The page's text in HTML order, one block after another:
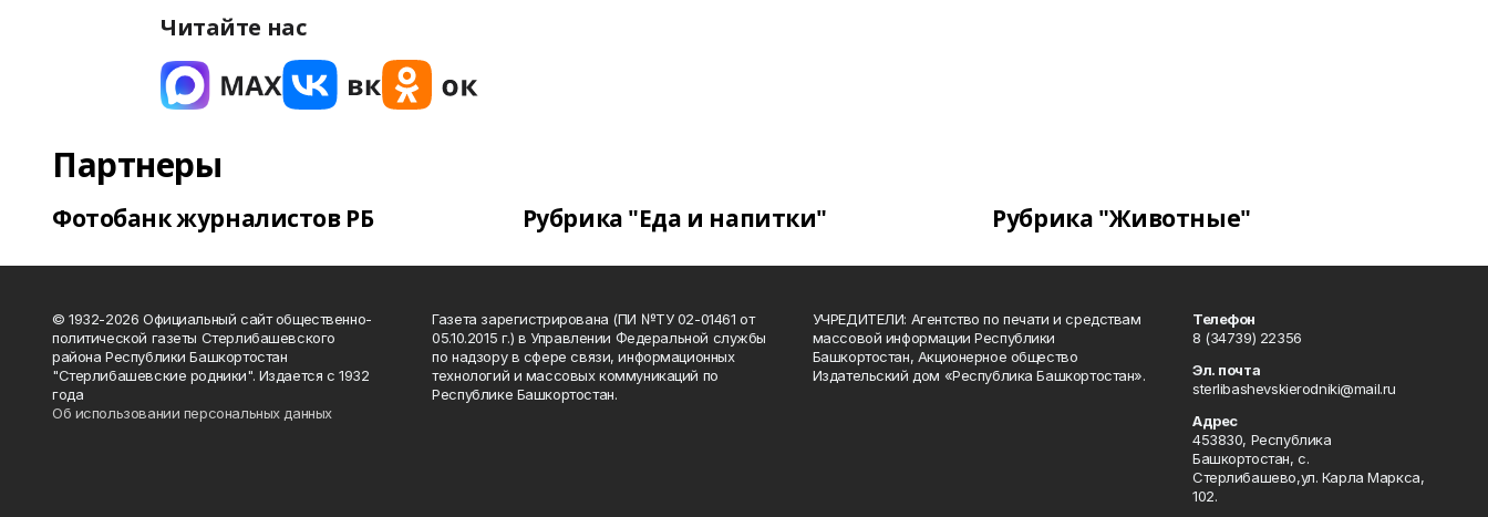
Читайте нас
Партнеры
Фотобанк журналистов РБ Рубрика "Еда и напитки" Рубрика "Животные"
© 1932-2026 Официальный сайт общественно-
политической газеты Стерлибашевского
района Республики Башкортостан
"Стерлибашевские родники". Издается с 1932
года
Об использовании персональных данных
Газета зарегистрирована (ПИ №ТУ 02-01461 от
05.10.2015 г.) в Управлении Федеральной службы
по надзору в сфере связи, информационных
технологий и массовых коммуникаций по
Республике Башкортостан.
УЧРЕДИТЕЛИ: Агентство по печати и средствам
массовой информации Республики
Башкортостан, Акционерное общество
Издательский дом «Республика Башкортостан».
Телефон
8 (34739) 22356
Эл. почта
sterlibashevskierodniki@mail.ru
Адрес
453830, Республика
Башкортостан, c.
Стерлибашево,ул. Карла Маркса,
102.